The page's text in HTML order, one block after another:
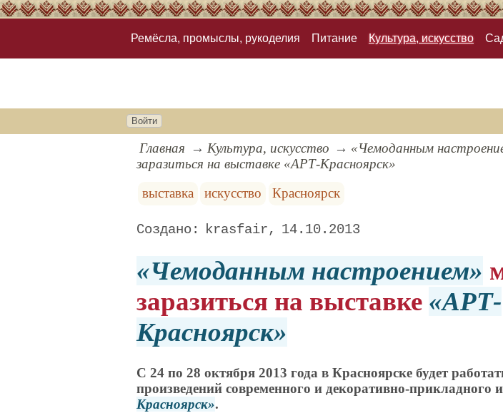
Ремёсла, промыслы, рукоделия Питание Культура, искусство
Войти
Главная Культура, искусство
«Чемоданным
заразиться на выставке «АРТ-Красноярск»
выставка
искусство Красноярск
krasfair 14.10.2013
Чемоданным настроением
заразиться на выставке
АРТ-
Красноярск
С 24 по 28 октября 2013 года в Красноярске будет
произведений современного и декоративно-прикладного
Красноярск .